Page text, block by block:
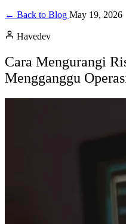
← Back to Blog May 19, 2026
Havedev
Cara Mengurangi
Mengganggu